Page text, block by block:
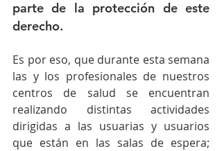
parte de la protección de este
derecho.
Es por eso, que durante esta semana
las y los profesionales de nuestros
centros de salud se encuentran
realizando distintas actividades
dirigidas a las usuarias y usuarios
que están en las salas de espera;